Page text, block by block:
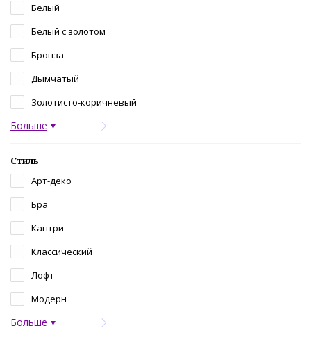
Белый
Белый с золотом
Бронза
Дымчатый
Золотисто-коричневый
Больше
Стиль
Арт-деко
Бра
Кантри
Классический
Лофт
Модерн
Больше